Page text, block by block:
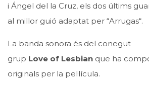
i Ángel del la Cruz, els dos últims
al millor guió adaptat per “Arrugas“.
La banda sonora és del conegut
grup Love of Lesbian que ha
originals per la pel·lícula.